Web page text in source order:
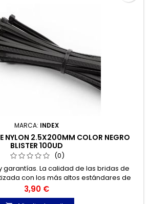
MARCA: INDEX
NYLON 2.5X200MM COLOR NEGRO
BLISTER 100UD
(0)
garantías. La calidad de las bridas de
con los más altos estándares de
certificación de acuerdo con la norma
que permite el marcado CE y con
Precio
3,90 €